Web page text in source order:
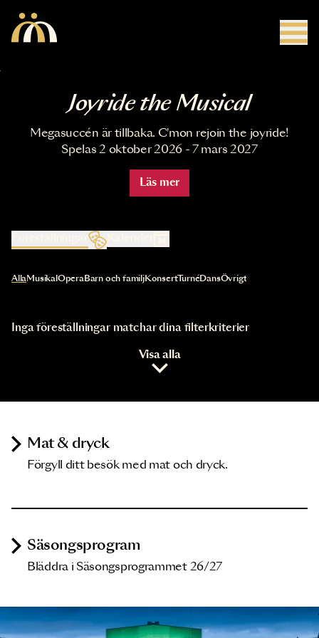
Joyride the Musical
Megasuccén är tillbaka. C'mon rejoin the joyride!
Spelas 2 oktober 2026 - 7 mars 2027
Läs mer
Kalender
Val av kategori uppdaterar innehållet automatiskt
AllaMusikal OperaBarn och familjKonsertTurnéDansÖvrigt
Inga föreställningar matchar dina filterkriterier
Visa alla
Mat & dryck
Förgyll ditt besök med mat och dryck.
Säsongsprogram
Bläddra i Säsongsprogrammet 26/27